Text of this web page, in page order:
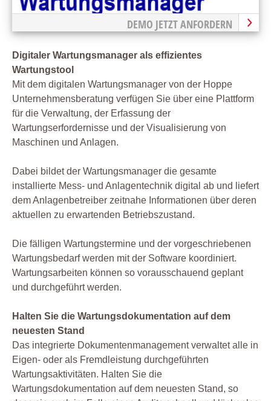
DEMO JETZT ANFORDERN
Digitaler Wartungsmanager als effizientes
Wartungstool
Mit dem digitalen Wartungsmanager von der Hoppe
Unternehmensberatung verfügen Sie über eine Plattform
für die Verwaltung, der Erfassung der
Wartungserfordernisse und der Visualisierung von
Maschinen und Anlagen.
Dabei bildet der Wartungsmanager die gesamte
installierte Mess- und Anlagentechnik digital ab und liefert
dem Anlagenbetreiber zeitnahe Informationen über deren
aktuellen zu erwartenden Betriebszustand.
Die fälligen Wartungstermine und der vorgeschriebenen
Wartungsbedarf werden mit der Software koordiniert.
Wartungsarbeiten können so vorausschauend geplant
und durchgeführt werden.
Halten Sie die Wartungsdokumentation auf dem
neuesten Stand
Das integrierte Dokumentenmanagement verwaltet alle in
Eigen- oder als Fremdleistung durchgeführten
Wartungsaktivitäten. Halten Sie die
Wartungsdokumentation auf dem neuesten Stand, so